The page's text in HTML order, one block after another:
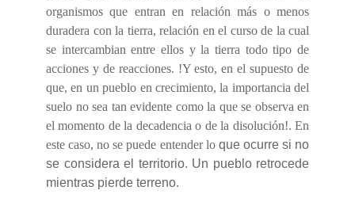
organismos que entran en relación más o menos
duradera con la tierra, relación en el curso de la cual
se intercambian entre ellos y la tierra todo tipo de
acciones y de reacciones. !Y esto, en el supuesto de
que, en un pueblo en crecimiento, la importancia del
suelo no sea tan evidente como la que se observa en
el momento de la decadencia o de la disolución!. En
este caso, no se puede entender lo que ocurre si no
se considera el territorio. Un pueblo retrocede
mientras pierde terreno.